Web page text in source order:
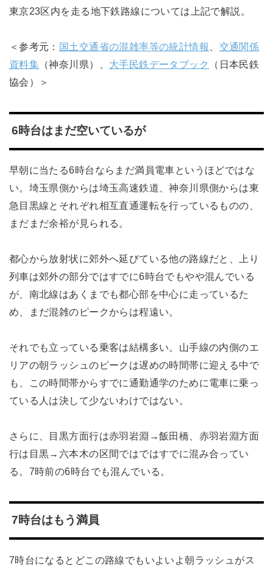
東京23区内を走る地下鉄路線については上記で解説。
＜参考元： 国土交通省の混雑率等の統計情報
交通関係
資料集 （神奈川県）、 大手民鉄データブック
（日本民鉄
協会）＞
6時台はまだ空いているが
早朝に当たる6時台ならまだ満員電車というほどではな
い。埼玉県側からは埼玉高速鉄道、神奈川県側からは東
急目黒線とそれぞれ相互直通運転を行っているものの、
まだまだ余裕が見られる。
都心から放射状に郊外へ延びている他の路線だと、上り
列車は郊外の部分ではすでに6時台でもやや混んでいる
が、南北線はあくまでも都心部を中心に走っているた
め、まだ混雑のピークからは程遠い。
それでも立っている乗客は結構多い。山手線の内側のエ
リアの朝ラッシュのピークは遅めの時間帯に迎える中で
も、この時間帯からすでに通勤通学のために電車に乗っ
ている人は決して少ないわけではない。
さらに、目黒方面行は赤羽岩淵→飯田橋、赤羽岩淵方面
行は目黒→六本木の区間ではではすでに混み合ってい
る。7時前の6時台でも混んでいる。
7時台はもう満員
7時台になるとどこの路線でもいよいよ朝ラッシュがス